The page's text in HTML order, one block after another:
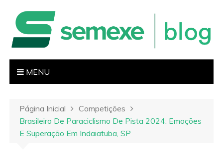
MENU
Página Inicial
Competições
Brasileiro De Paraciclismo De Pista 2024: Emoções
E Superação Em Indaiatuba, SP